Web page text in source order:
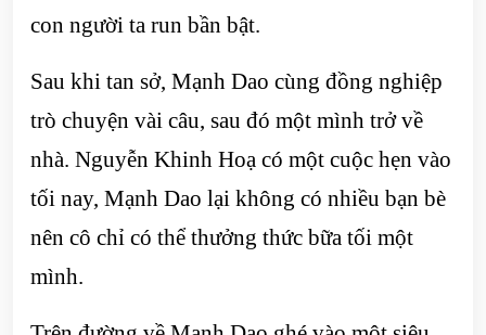
con người ta run bần bật.
Sau khi tan sở, Mạnh Dao cùng đồng nghiệp
trò chuyện vài câu, sau đó một mình trở về
nhà. Nguyễn Khinh Hoạ có một cuộc hẹn vào
tối nay, Mạnh Dao lại không có nhiều bạn bè
nên cô chỉ có thể thưởng thức bữa tối một
mình.